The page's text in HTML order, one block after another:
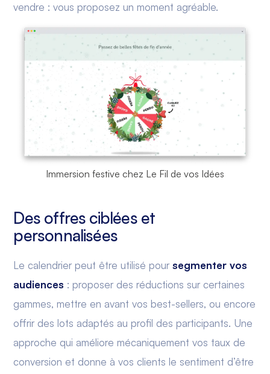
vendre : vous proposez un moment agréable.
Immersion festive chez Le Fil de vos Idées
Des offres ciblées et
personnalisées
Le calendrier peut être utilisé poursegmenter vos
audiences : proposer des réductions sur certaines
gammes, mettre en avant vos best-sellers, ou encore
offrir des lots adaptés au profil des participants. Une
approche qui améliore mécaniquement vos taux de
conversion et donne à vos clients le sentiment d’être